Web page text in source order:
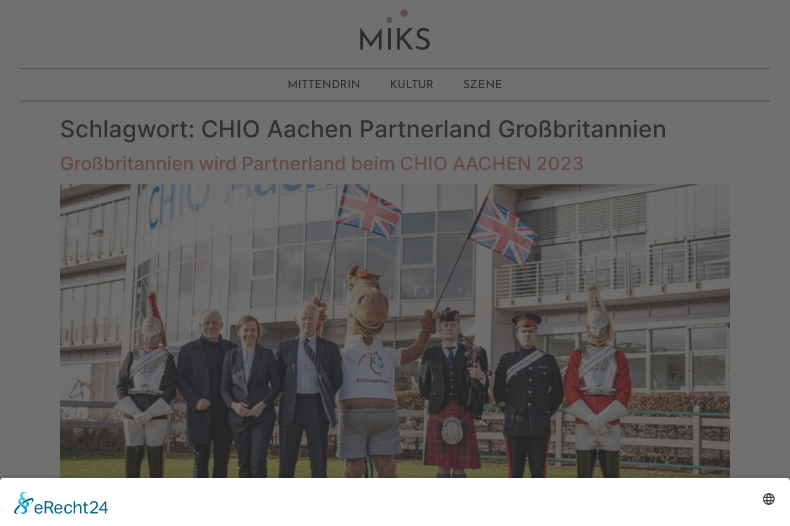
MITTENDRIN KULTUR SZENE
Schlagwort: CHIO Aachen Partnerland Großbritannien
Großbritannien wird Partnerland beim CHIO AACHEN 2023
abwechslungsreiches Rahmenprogramm hoffen. Hippologische Geschichte gibt es genug. Es wird „Very British“ …